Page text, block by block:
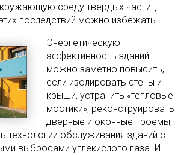
среду твердых частиц
последствий можно избежать.
Энергетическую
эффективность зданий
можно заметно повысить,
если изолировать стены и
крыши, устранить «тепловые
мостики», реконструировать
дверные и оконные проемы,
технологии обслуживания зданий с
выбросами углекислого газа. И